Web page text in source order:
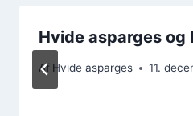
Hvide asparges og
Af Hvide asparges 11.